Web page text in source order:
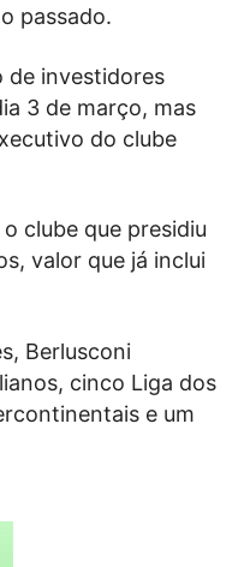
passado.
de investidores
3 de março, mas
do clube
clube que presidiu
valor que já inclui
Berlusconi
cinco Liga dos
e um